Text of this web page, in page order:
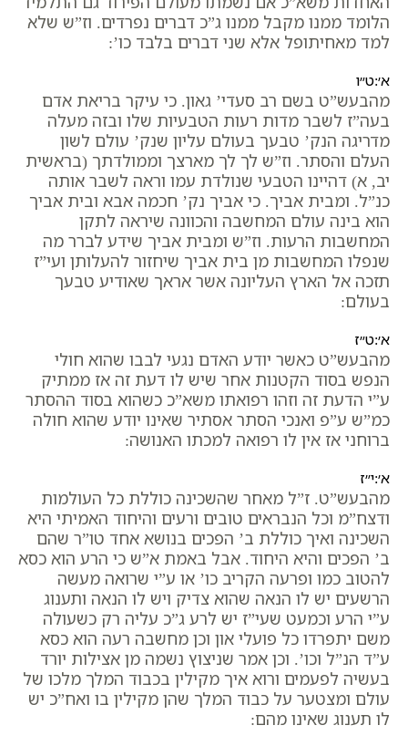
הלומד ממנו מקבל ממנו ג”כ דברים נפרדים. וז”ש שלא
למד מאחיתופל אלא שני דברים בלבד כו’:
א׳:ט״ו
מהבעש”ט בשם רב סעדי’ גאון. כי עיקר בריאת אדם
בעה”ז לשבר מדות רעות הטבעיות שלו ובזה מעלה
מדריגה הנק’ טבעך בעולם עליון שנק’ עולם לשון
העלם והסתר. וז”ש לך לך מארצך וממולדתך (בראשית
יב, א) דהיינו הטבעי שנולדת עמו וראה לשבר אותה
כנ”ל. ומבית אביך. כי אביך נק’ חכמה אבא ובית אביך
הוא בינה עולם המחשבה והכוונה שיראה לתקן
המחשבות הרעות. וז”ש ומבית אביך שידע לברר מה
שנפלו המחשבות מן בית אביך שיחזור להעלותן ועי”ז
תזכה אל הארץ העליונה אשר אראך שאודיע טבעך
בעולם:
א׳:ט״ז
מהבעש”ט כאשר יודע האדם נגעי לבבו שהוא חולי
הנפש בסוד הקטנות אחר שיש לו דעת זה אז ממתיק
ע”י הדעת זה וזהו רפואתו משא”כ כשהוא בסוד ההסתר
כמ”ש ע”פ ואנכי הסתר אסתיר שאינו יודע שהוא חולה
ברוחני אז אין לו רפואה למכתו האנושה:
א׳:י״ז
מהבעש”ט. ז”ל מאחר שהשכינה כוללת כל העולמות
ודצח”מ וכל הנבראים טובים ורעים והיחוד האמיתי היא
השכינה ואיך כוללת ב’ הפכים בנושא אחד טו”ר שהם
ב’ הפכים והיא היחוד. אבל באמת א”ש כי הרע הוא כסא
להטוב כמו ופרעה הקריב כו’ או ע”י שרואה מעשה
הרשעים יש לו הנאה שהוא צדיק ויש לו הנאה ותענוג
ע”י הרע וכמעט שעי”ז יש לרע ג”כ עליה רק כשעולה
משם יתפרדו כל פועלי און וכן מחשבה רעה הוא כסא
ע”ד הנ”ל וכו’. וכן אמר שניצוץ נשמה מן אצילות יורד
בעשיה לפעמים ורוא איך מקילין בכבוד המלך מלכו של
עולם ומצטער על כבוד המלך שהן מקילין בו ואח”כ יש
לו תענוג שאינו מהם: